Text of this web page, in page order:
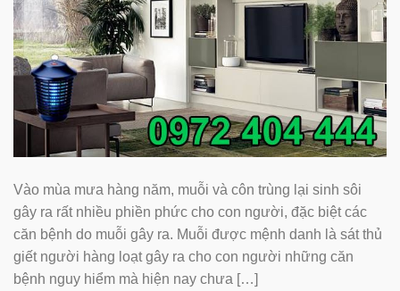
Vào mùa mưa hàng năm, muỗi và côn trùng lại sinh sôi
gây ra rất nhiều phiền phức cho con người, đặc biệt các
căn bệnh do muỗi gây ra. Muỗi được mệnh danh là sát thủ
giết người hàng loạt gây ra cho con người những căn
bệnh nguy hiểm mà hiện nay chưa […]